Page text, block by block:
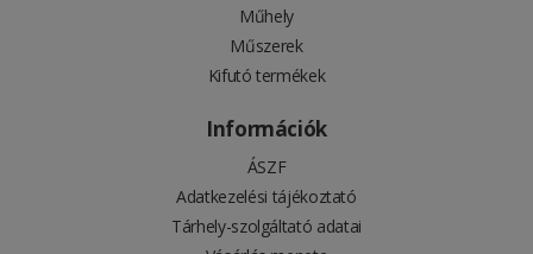
Műhely
Műszerek
Kifutó termékek
Információk
ÁSZF
Adatkezelési tájékoztató
Tárhely-szolgáltató adatai